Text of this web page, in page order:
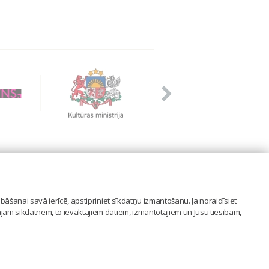
savā ierīcē, apstipriniet sīkdatņu izmantošanu. Ja noraidīsiet
sīkdatnēm, to ievāktajiem datiem, izmantotājiem un Jūsu tiesībām,